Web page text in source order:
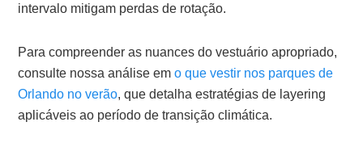
intervalo mitigam perdas de rotação.
Para compreender as nuances do vestuário apropriado,
consulte nossa análise emo que vestir nos parques de
Orlando no verão, que detalha estratégias de layering
aplicáveis ao período de transição climática.